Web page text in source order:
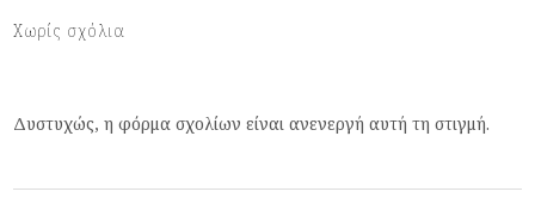
Χωρίς σχόλια
Δυστυχώς, η φόρμα σχολίων είναι ανενεργή αυτή τη στιγμή.